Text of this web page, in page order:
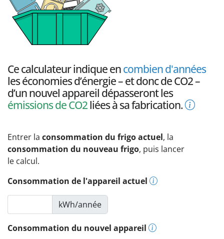
Ce calculateur indique encombien d'années
les économies d’énergie – et donc de CO2 –
d’un nouvel appareil dépasseront les
émissions de CO2liées à sa fabrication.
Entrer la consommation du frigo actuel, la
consommation du nouveau frigo, puis lancer
le calcul.
Consommation de l'appareil actuel
kWh/année
Consommation du nouvel appareil